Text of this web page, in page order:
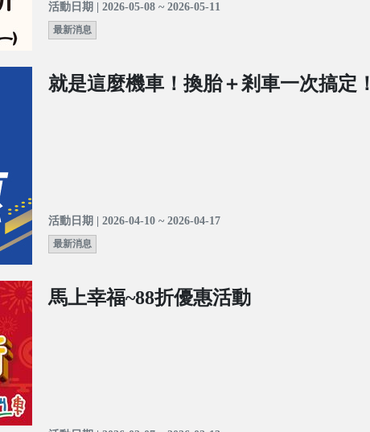
活動日期 | 2026-05-08 ~ 2026-05-11
最新消息
就是這麼機車！換胎＋剎車一次搞定！
活動日期 | 2026-04-10 ~ 2026-04-17
最新消息
馬上幸福~88折優惠活動